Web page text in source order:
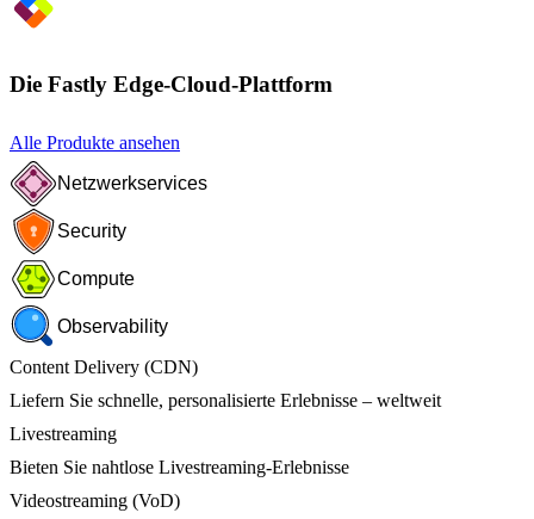
Die Fastly Edge-Cloud-Plattform
Alle Produkte ansehen
Netzwerkservices
Security
Compute
Observability
Content Delivery (CDN)
Liefern Sie schnelle, personalisierte Erlebnisse – weltweit
Livestreaming
Bieten Sie nahtlose Livestreaming-Erlebnisse
Videostreaming (VoD)